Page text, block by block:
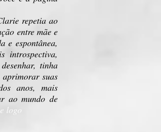
repetia ao
entre mãe e
e espontânea,
introspectiva,
tinha
suas
anos, mais
ao mundo de
logo